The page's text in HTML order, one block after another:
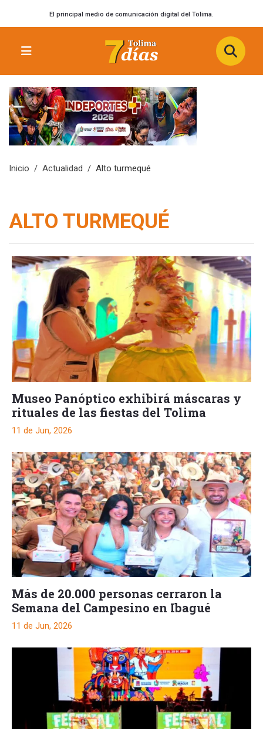
El principal medio de comunicación digital del Tolima.
Inicio Actualidad Alto turmequé
ALTO TURMEQUÉ
Museo Panóptico exhibirá máscaras y
rituales de las fiestas del Tolima
11 de Jun, 2026
Más de 20.000 personas cerraron la
Semana del Campesino en Ibagué
11 de Jun, 2026